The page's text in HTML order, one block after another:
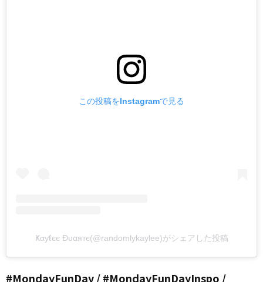
この投稿をInstagramで見る
Ҝαуℓєє Ðυαятє(@randomlykaylee)がシェアした投稿
#MondayFunDay / #MondayFunDayInspo /